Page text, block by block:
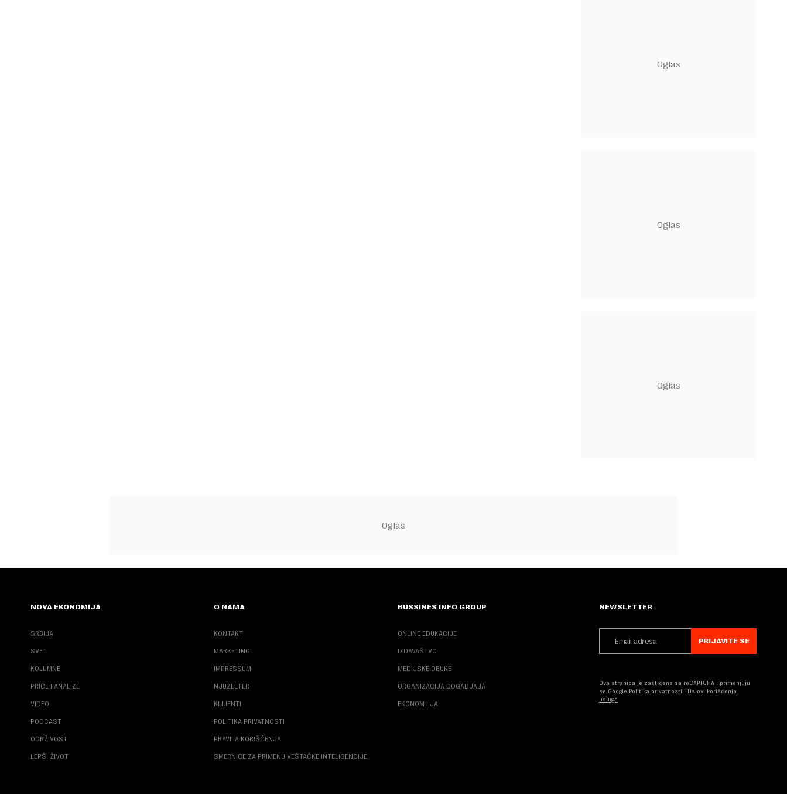
NOVA EKONOMIJA
SRBIJA
SVET
KOLUMNE
PRIČE I ANALIZE
VIDEO
PODCAST
ODRŽIVOST
LEPŠI ŽIVOT
O NAMA
KONTAKT
MARKETING
IMPRESSUM
NJUZLETER
KLIJENTI
POLITIKA PRIVATNOSTI
PRAVILA KORIŠĆENJA
SMERNICE ZA PRIMENU VEŠTAČKE INTELIGENCIJE
BUSSINES INFO GROUP
ONLINE EDUKACIJE
IZDAVAŠTVO
MEDIJSKE OBUKE
ORGANIZACIJA DOGADJAJA
EKONOM I JA
NEWSLETTER
PRIJAVITE SE
Ova stranica je zaštićena sa reCAPTCHA i primenjuju
se Google Politika privatnosti i Uslovi korišćenja
usluge